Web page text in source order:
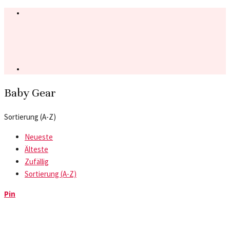
Baby Gear
Sortierung (A-Z)
Neueste
Älteste
Zufällig
Sortierung (A-Z)
Pin